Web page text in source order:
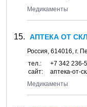
Медикаменты
АПТЕКА ОТ
Россия, 614016, г.
тел.:
+7 342 236-
сайт:
аптека-от-
Медикаменты